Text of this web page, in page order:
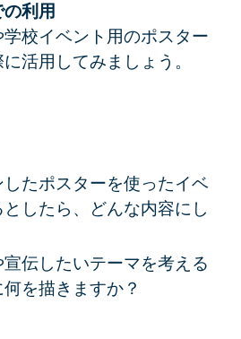
利用
校イベント用のポスター
活用してみましょう。
たポスターを使ったイベ
したら、どんな内容にし
伝したいテーマを考える
を描きますか？